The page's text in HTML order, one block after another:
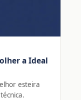
a Ideal
esteira